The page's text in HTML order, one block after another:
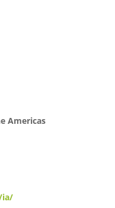
Americas
ia/